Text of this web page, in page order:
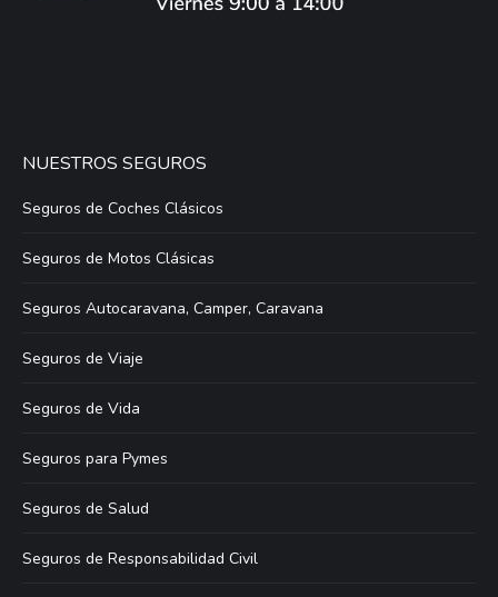
NUESTROS SEGUROS
Seguros de Coches Clásicos
Seguros de Motos Clásicas
Seguros Autocaravana, Camper, Caravana
Seguros de Viaje
Seguros de Vida
Seguros para Pymes
Seguros de Salud
Seguros de Responsabilidad Civil